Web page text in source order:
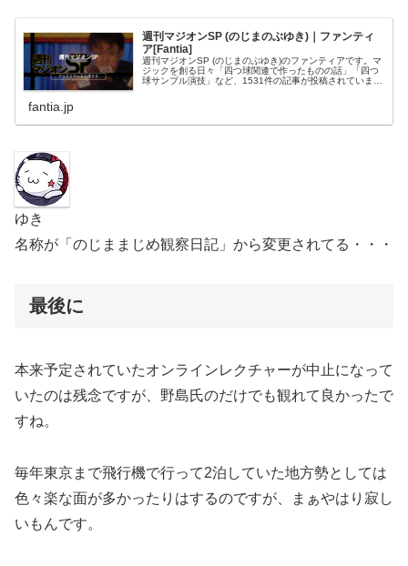
週刊マジオンSP (のじまのぶゆき)｜ファンティ
ア[Fantia]
週刊マジオンSP (のじまのぶゆき)のファンティアです。マ
ジックを創る日々「四つ球関連で作ったものの話」「四つ
球サンプル演技」など、1531件の記事が投稿されていま
fantia.jp
ゆき
名称が「のじままじめ観察日記」から変更されてる・・・
最後に
本来予定されていたオンラインレクチャーが中止になって
いたのは残念ですが、野島氏のだけでも観れて良かったで
すね。
毎年東京まで飛行機で行って2泊していた地方勢としては
色々楽な面が多かったりはするのですが、まぁやはり寂し
いもんです。